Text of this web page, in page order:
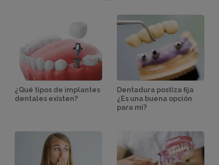
¿Qué tipos de implantes
dentales existen?
Dentadura postiza fija
¿Es una buena opción
para mí?